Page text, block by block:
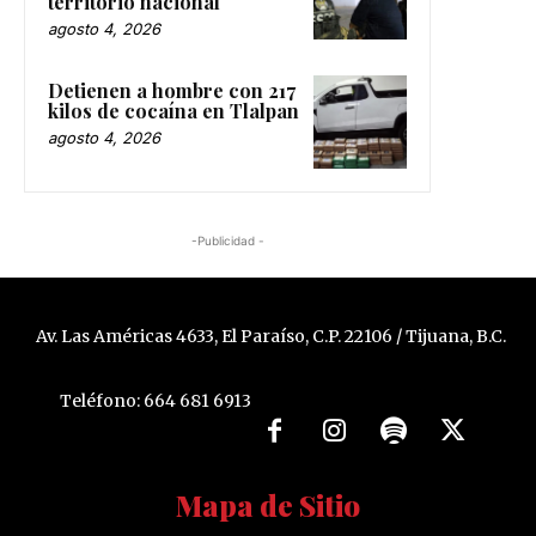
agosto 4, 2026
Detienen a hombre con 217
kilos de cocaína en Tlalpan
agosto 4, 2026
-Publicidad -
Av. Las Américas 4633, El Paraíso, C.P. 22106 / Tijuana, B.C.
Teléfono: 664 681 6913
Mapa de Sitio